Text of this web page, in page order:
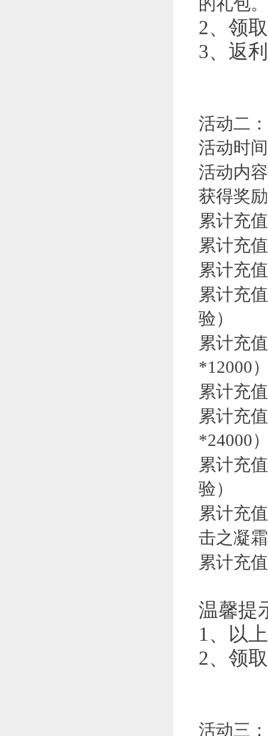
2、领
3、返
活动二
活动时
活动内
获得奖
累计充
累计充
累计充
累计充
验）
累计充
*12000
累计充
累计充
*24000
累计充
验）
累计充
击之凝
累计充
温馨提
1、以
2、领
活动三